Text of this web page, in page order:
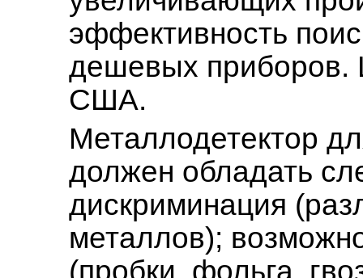
эффективность
дешевых приборов.
США.
Металлодетектор
должен обладать
дискриминация
металлов);
(пробки, фольга,